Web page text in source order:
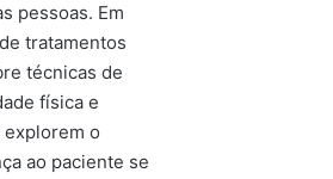
pessoas. Em
tratamentos
técnicas de
física e
explorem o
ao paciente se